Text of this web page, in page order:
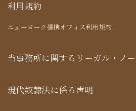
利用規約
ニューヨーク提携オフィス利用規約
当事務所に関するリーガル・ノ
現代奴隷法に係る声明